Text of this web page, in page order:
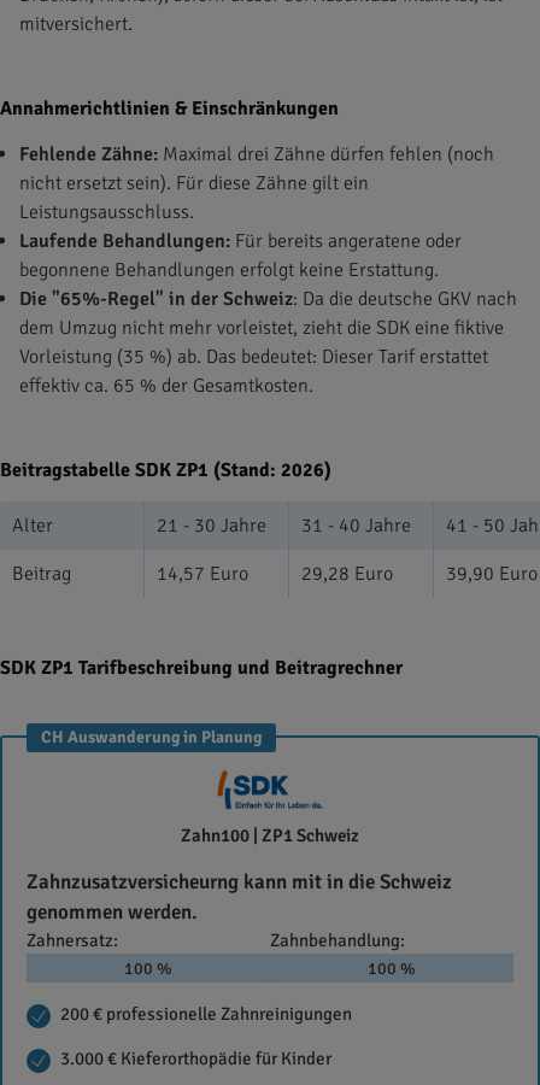
mitversichert.
Annahmerichtlinien & Einschränkungen
Fehlende Zähne: Maximal drei Zähne dürfen fehlen (noch
nicht ersetzt sein). Für diese Zähne gilt ein
Leistungsausschluss.
Laufende Behandlungen: Für bereits angeratene oder
begonnene Behandlungen erfolgt keine Erstattung.
Die "65%-Regel" in der Schweiz: Da die deutsche GKV nach
dem Umzug nicht mehr vorleistet, zieht die SDK eine fiktive
Vorleistung (35 %) ab. Das bedeutet: Dieser Tarif erstattet
effektiv ca. 65 % der Gesamtkosten.
Beitragstabelle SDK ZP1 (Stand: 2026)
Alter 21 - 30 Jahre 31 - 40 Jahre
41 - 50
Beitrag
14,57 Euro 29,28 Euro 39,90 Euro
SDK ZP1 Tarifbeschreibung und Beitragrechner
CH Auswanderung in Planung
SDK
Zahn100 | ZP1 Schweiz
Zahnzusatzversicheurng kann mit in die Schweiz
genommen werden.
Zahnersatz:
100 %
Zahnbehandlung:
100 %
200 € professionelle Zahnreinigungen
3.000 € Kieferorthopädie für Kinder